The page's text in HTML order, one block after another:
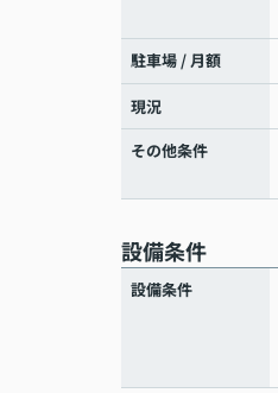
駐車場 / 月額
現況
その他条件
設備条件
設備条件